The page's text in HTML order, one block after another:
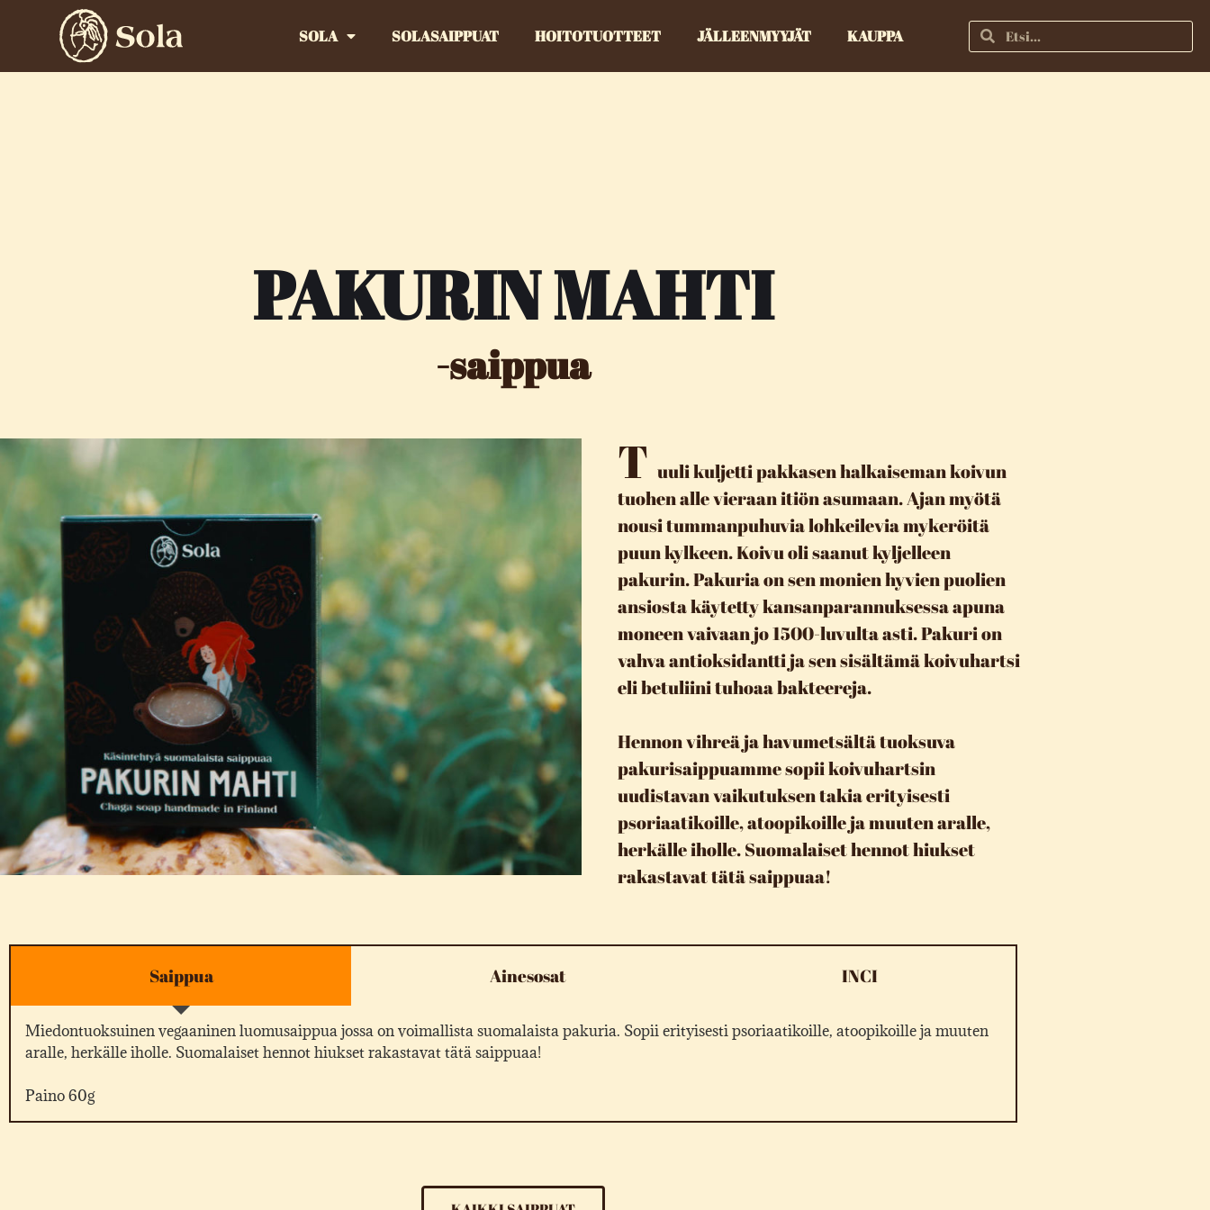
SOLA SOLASAIPPUAT HOITOTUOTTEET JÄLLEENMYYJÄT KAUPPA
PAKURIN MAHTI
-saippua
T uuli kuljetti pakkasen halkaiseman koivun
tuohen alle vieraan itiön asumaan. Ajan myötä
nousi tummanpuhuvia lohkeilevia mykeröitä
puun kylkeen. Koivu oli saanut kyljelleen
pakurin. Pakuria on sen monien hyvien puolien
ansiosta käytetty kansanparannuksessa apuna
moneen vaivaan jo 1500-luvulta asti. Pakuri on
vahva antioksidantti ja sen sisältämä koivuhartsi
eli betuliini tuhoaa bakteereja.
Hennon vihreä ja havumetsältä tuoksuva
pakurisaippuamme sopii koivuhartsin
uudistavan vaikutuksen takia erityisesti
psoriaatikoille, atoopikoille ja muuten aralle,
herkälle iholle. Suomalaiset hennot hiukset
rakastavat tätä saippuaa!
Saippua Ainesosat INCI
Miedontuoksuinen vegaaninen luomusaippua jossa on voimallista suomalaista pakuria. Sopii erityisesti psoriaatikoille, atoopikoille ja muuten
aralle, herkälle iholle. Suomalaiset hennot hiukset rakastavat tätä saippuaa!
Paino 60g